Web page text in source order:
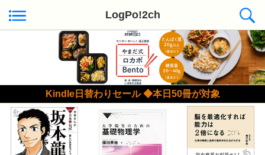
LogPo!2ch
Kindle日替わりセール ◆本日50冊が対象